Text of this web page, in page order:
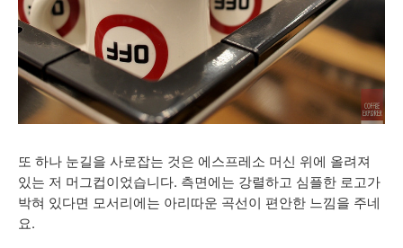
또 하나 눈길을 사로잡는 것은 에스프레소 머신 위에 올려져
있는 저 머그컵이었습니다. 측면에는 강렬하고 심플한 로고가
박혀 있다면 모서리에는 아리따운 곡선이 편안한 느낌을 주네
요.